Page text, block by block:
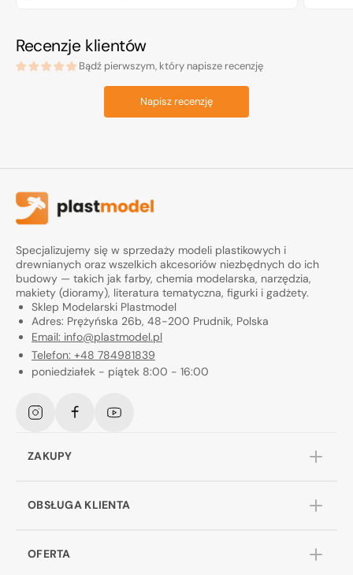
Recenzje klientów
Bądź pierwszym, który napisze recenzję
Napisz recenzję
Specjalizujemy się w sprzedaży modeli plastikowych i
drewnianych oraz wszelkich akcesoriów niezbędnych do ich
budowy — takich jak farby, chemia modelarska, narzędzia,
makiety (dioramy), literatura tematyczna, figurki i gadżety.
Sklep Modelarski Plastmodel
Adres: Prężyńska 26b, 48-200 Prudnik, Polska
Email: info@plastmodel.pl
Telefon: +48 784981839
poniedziałek - piątek 8:00 - 16:00
InstagramFacebookYouTube
ZAKUPY
OBSŁUGA KLIENTA
OFERTA